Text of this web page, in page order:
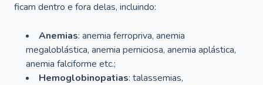
ficam dentro e fora delas, incluindo:
Anemias: anemia ferropriva, anemia
megaloblástica, anemia perniciosa, anemia aplástica,
anemia falciforme etc.;
Hemoglobinopatias: talassemias,